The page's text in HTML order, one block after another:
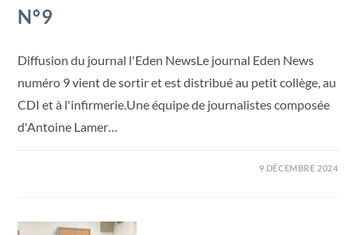
N°9
Diffusion du journal l'Eden NewsLe journal Eden News
numéro 9 vient de sortir et est distribué au petit collège, au
CDI et à l'infirmerie.Une équipe de journalistes composée
d'Antoine Lamer…
9 DÉCEMBRE 2024